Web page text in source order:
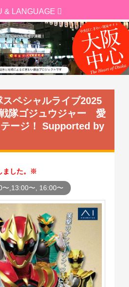
スペシャルライブ2025
隊ゴジュウジャー 愛
ージ！ Supported by
した。
,13:00〜, 16:00〜